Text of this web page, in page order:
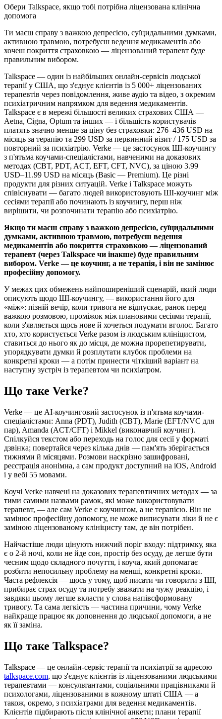
Обери Talkspace, якщо тобі потрібна ліцензована клінічна
допомога
Ти маєш справу з важкою депресією, суїцидальними думками,
активною травмою, потребуєш ведення медикаментів або
хочеш покриття страховкою — ліцензований терапевт буде
правильним вибором.
Talkspace — один із найбільших онлайн-сервісів людської
терапії у США, що з'єднує клієнтів із 5 000+ ліцензованих
терапевтів через повідомлення, живе аудіо та відео, з окремим
психіатричним напрямком для ведення медикаментів.
Talkspace є в мережі більшості великих страхових США —
Aetna, Cigna, Optum та інших — і більшість користувачів
платять значно менше за ціну без страховки: 276–436 USD на
місяць за терапію та 299 USD за первинний візит / 175 USD за
повторний за психіатрію. Verke — це застосунок ШІ-коучингу
з п'ятьма коучами-спеціалістами, навченими на доказових
методах (CBT, PDT, ACT, EFT, CFT, NVC), за ціною 3.99
USD–11.99 USD на місяць (Basic — Premium). Це різні
продукти для різних ситуацій. Verke і Talkspace можуть
співіснувати — багато людей використовують ШІ-коучинг між
сесіями терапії або починають із коучингу, перш ніж
вирішити, чи розпочинати терапію або психіатрію.
Якщо ти маєш справу з важкою депресією, суїцидальними
думками, активною травмою, потребуєш ведення
медикаментів або покриття страховкою — ліцензований
терапевт (через Talkspace чи інакше) буде правильним
вибором. Verke — це коучинг, а не терапія, і він не замінює
професійну допомогу.
У межах цих обмежень найпоширеніший сценарій, який люди
описують щодо ШІ-коучингу, — використання його для
«між»: пізній вечір, коли тривога не відпускає, ранок перед
важкою розмовою, проміжок між плановими сесіями терапії,
коли з'являється щось нове й хочеться подумати вголос. Багато
хто, хто користується Verke разом із людським клініцистом,
ставиться до нього як до місця, де можна прорепетирувати,
упорядкувати думки й розплутати клубок проблеми на
конкретні кроки — а потім принести чіткіший варіант на
наступну зустріч із терапевтом чи психіатром.
Що таке Verke?
Verke — це AI-коучинговий застосунок із п'ятьма коучами-
спеціалістами: Anna (PDT), Judith (CBT), Marie (EFT/NVC для
пар), Amanda (ACT/CFT) і Mikkel (виконавчий коучинг).
Спілкуйся текстом або переходь на голос для сесії у форматі
дзвінка; повертайся через кілька днів — пам'ять зберігається
тижнями й місяцями. Розмови наскрізно зашифровані,
реєстрація анонімна, а сам продукт доступний на iOS, Android
і у вебі 55 мовами.
Коучі Verke навчені на доказових терапевтичних методах — за
тими самими назвами рамок, які може використовувати
терапевт, — але сам Verke є коучингом, а не терапією. Він не
замінює професійну допомогу, не може виписувати ліки й не є
заміною ліцензованому клініцисту там, де він потрібен.
Найчастіше люди цінують нижчий поріг входу: підтримку, яка
є о 2-й ночі, коли не йде сон, простір без осуду, де легше бути
чесним щодо складного почуття, і коуча, який допомагає
розбити непосильну проблему на менші, конкретні кроки.
Часта рефлексія — щось у тому, щоб писати чи говорити з ШІ,
прибирає страх осуду та потребу зважати на чужу реакцію, і
завдяки цьому легше вкласти у слова напівсформовану
тривогу. Та сама легкість — частина причини, чому Verke
найкраще працює як доповнення до людської допомоги, а не
як її заміна.
Що таке Talkspace?
Talkspace — це онлайн-сервіс терапії та психіатрії за адресою
talkspace.com, що з'єднує клієнтів із ліцензованими людськими
терапевтами — консультантами, соціальними працівниками й
психологами, ліцензованими в кожному штаті США — а
також, окремо, з психіатрами для ведення медикаментів.
Клієнтів підбирають після клінічної анкети; плани терапії